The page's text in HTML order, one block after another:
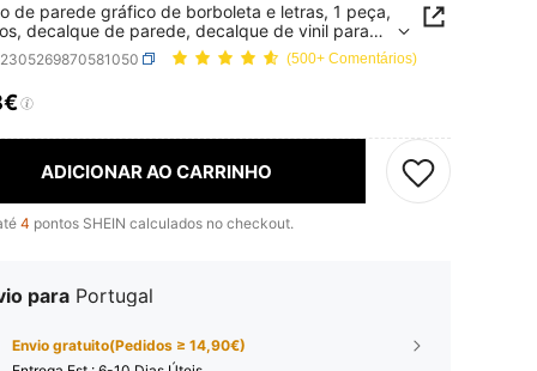
de parede gráfico de borboleta e letras, 1 peça,
decalque de parede, decalque de vinil para
de casa, itens de decoração de primavera
sua casa, adesivos de decoração Rama
(500+ Comentários)
AND AVAILABILITY
ADICIONAR AO CARRINHO
4 pontos SHEIN calculados no checkout.
para Portugal
Envio gratuito(Pedidos ≥ 14,90€)